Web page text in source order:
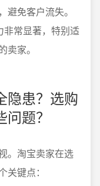
避免客户流失。
非常显著，特别适
卖家。
隐患？选购
题？
。淘宝卖家在选
键点：